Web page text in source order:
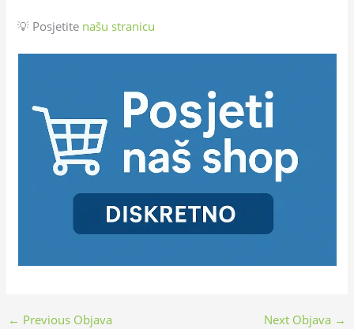
💡 Posjetite našu stranicu
← Previous Objava Next Objava →